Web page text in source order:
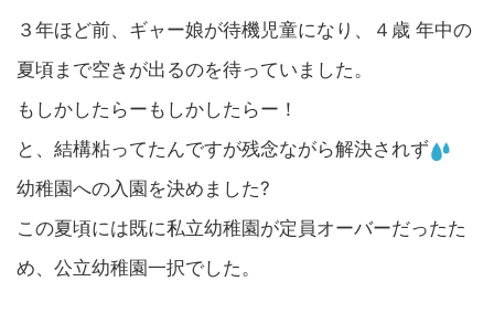
３年ほど前、ギャー娘が待機児童になり、４歳 年中の
夏頃まで空きが出るのを待っていました。
もしかしたらーもしかしたらー！
と、結構粘ってたんですが残念ながら解決されず
幼稚園への入園を決めました?
この夏頃には既に私立幼稚園が定員オーバーだったた
め、公立幼稚園一択でした。